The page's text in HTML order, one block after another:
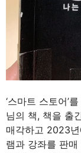
‘스마트 스토어’
님의 책, 책을 출
매각하고 2023
램과 강좌를 판